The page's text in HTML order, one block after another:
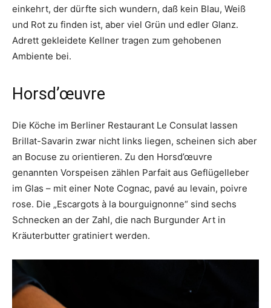
einkehrt, der dürfte sich wundern, daß kein Blau, Weiß
und Rot zu finden ist, aber viel Grün und edler Glanz.
Adrett gekleidete Kellner tragen zum gehobenen
Ambiente bei.
Horsd’œuvre
Die Köche im Berliner Restaurant Le Consulat lassen
Brillat-Savarin zwar nicht links liegen, scheinen sich aber
an Bocuse zu orientieren. Zu den Horsd’œuvre
genannten Vorspeisen zählen Parfait aus Geflügelleber
im Glas – mit einer Note Cognac, pavé au levain, poivre
rose. Die „Escargots à la bourguignonne“ sind sechs
Schnecken an der Zahl, die nach Burgunder Art in
Kräuterbutter gratiniert werden.